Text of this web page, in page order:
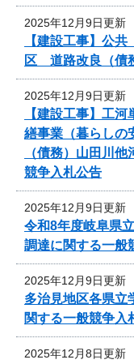
2025年12月9日更新
【建設工事】公
区 道路改良（債
2025年12月9日更新
【建設工事】工
繕事業（暮らしの
（債務）山田川
競争入札公告
2025年12月9日更新
令和8年度岐阜県
調達に関する一般
2025年12月9日更新
多治見地区各県立
関する一般競争入
2025年12月8日更新